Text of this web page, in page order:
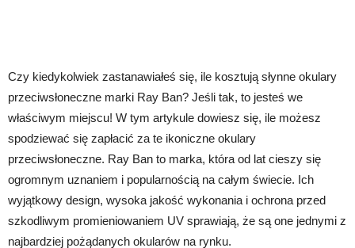
Czy kiedykolwiek zastanawiałeś się, ile kosztują słynne okulary
przeciwsłoneczne marki Ray Ban? Jeśli tak, to jesteś we
właściwym miejscu! W tym artykule dowiesz się, ile możesz
spodziewać się zapłacić za te ikoniczne okulary
przeciwsłoneczne. Ray Ban to marka, która od lat cieszy się
ogromnym uznaniem i popularnością na całym świecie. Ich
wyjątkowy design, wysoka jakość wykonania i ochrona przed
szkodliwym promieniowaniem UV sprawiają, że są one jednymi z
najbardziej pożądanych okularów na rynku.